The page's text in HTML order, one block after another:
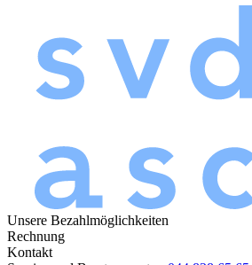
Unsere Bezahlmöglichkeiten
Rechnung
Kontakt